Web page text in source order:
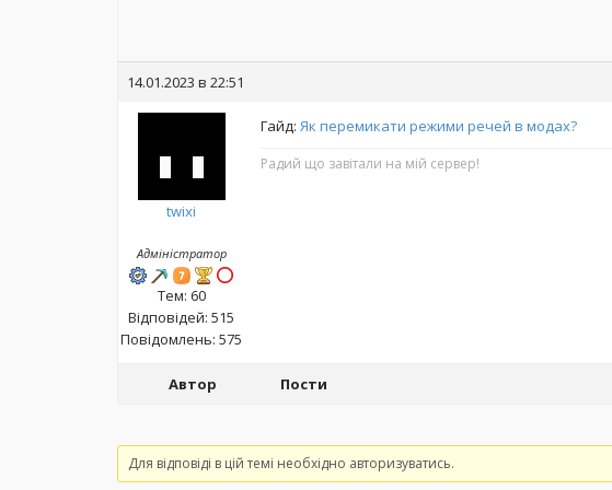
14.01.2023 в 22:51
twixi
Адміністратор
Тем: 60
Відповідей: 515
Повідомлень: 575
Гайд: Як перемикати режими речей в модах?
Радий що завітали на мій сервер!
Автор Пости
Для відповіді в цій темі необхідно авторизуватись.